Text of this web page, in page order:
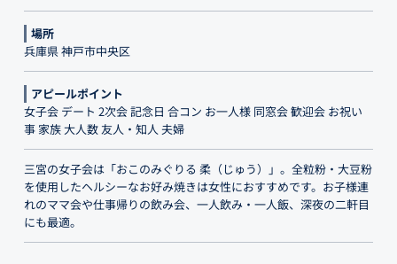
場所
兵庫県 神戸市中央区
アピールポイント
女子会 デート 2次会 記念日 合コン お一人様 同窓会 歓迎会 お祝い
事 家族 大人数 友人・知人 夫婦
三宮の女子会は「おこのみぐりる 柔（じゅう）」。全粒粉・大豆粉
を使用したヘルシーなお好み焼きは女性におすすめです。お子様連
れのママ会や仕事帰りの飲み会、一人飲み・一人飯、深夜の二軒目
にも最適。